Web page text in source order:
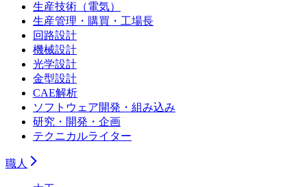
生産技術（電気）
生産管理・購買・工場長
回路設計
機械設計
光学設計
金型設計
CAE解析
ソフトウェア開発・組み込み
研究・開発・企画
テクニカルライター
職人